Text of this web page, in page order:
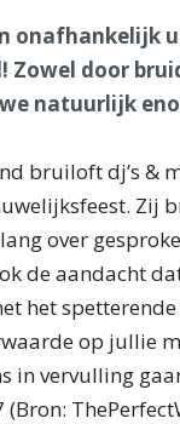
onafhankelijk
Zowel door
natuurlijk
bruiloft dj’s &
Zij
over
de aandacht
het
op jullie
in vervulling